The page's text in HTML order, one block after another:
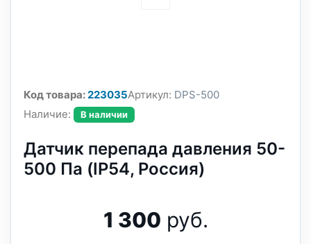
Код товара:223035Артикул: DPS-500
Наличие:
В наличии
Датчик перепада давления 50-
500 Па (IP54, Россия)
1 300 руб.